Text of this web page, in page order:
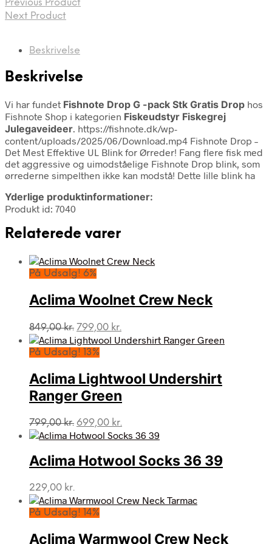
Previous Product
Next Product
Beskrivelse
Beskrivelse
Vi har fundet Fishnote Drop G -pack Stk Gratis Drop hos
Fishnote Shop i kategorien Fiskeudstyr Fiskegrej
Julegaveideer. https://fishnote.dk/wp-
content/uploads/2025/06/Download.mp4 Fishnote Drop –
Det Mest Effektive UL Blink for Ørreder! Fang flere fisk med
det aggressive og uimodståelige Fishnote Drop blink, som
ørrederne simpelthen ikke kan modstå! Dette lille blink ha
Yderlige produktinformationer:
Produkt id: 7040
Relaterede varer
På Udsalg! 6%
Aclima Woolnet Crew Neck
849,00kr. Den
oprindelige
pris
849,00 kr..
799,00 kr.
aktuelle
799,00 kr..
På Udsalg! 13%
Aclima Lightwool Undershirt
Ranger Green
799,00kr. Den
oprindelige
var:
799,00 kr..
699,00 kr.
aktuelle
er:
699,00 kr..
Aclima Hotwool Socks 36 39
229,00 kr.
På Udsalg! 14%
Aclima Warmwool Crew Neck